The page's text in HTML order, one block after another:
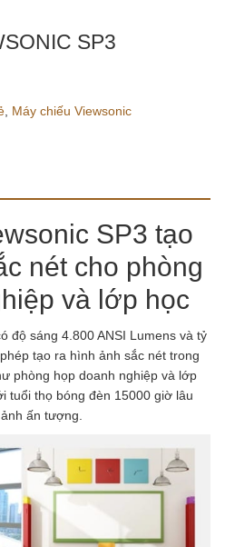
SP3
Máy chiếu Viewsonic
SP3 tạo
nét cho phòng
và lớp học
độ sáng 4.800 ANSI Lumens và tỷ
tạo ra hình ảnh sắc nét trong
phòng họp doanh nghiệp và lớp
tuổi thọ bóng đèn 15000 giờ lâu
ấn tượng.